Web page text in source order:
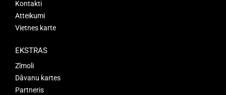
Kontakti
Atteikumi
Vietnes karte
EKSTRAS
Zīmoli
Dāvanu kartes
Partneris